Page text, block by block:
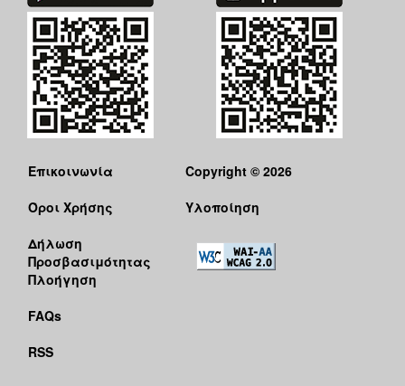
Επικοινωνία
Όροι Χρήσης
Δήλωση
Προσβασιμότητας
Πλοήγηση
FAQs
RSS
Copyright © 2026
Υλοποίηση